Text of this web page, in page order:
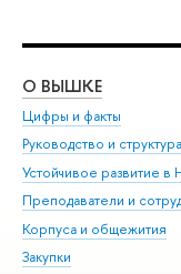
О ВЫШКЕ
Цифры и факты
Руководство и структура
Устойчивое развитие
Преподаватели и
Корпуса и общежития
Закупки